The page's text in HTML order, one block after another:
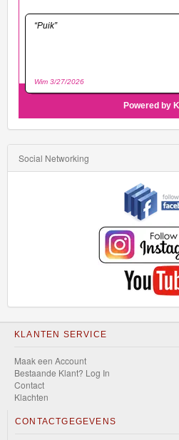
Social Networking
KLANTEN SERVICE
Maak een Account
Bestaande Klant? Log In
Contact
Klachten
CONTACTGEGEVENS